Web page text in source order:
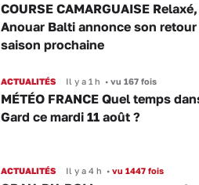
COURSE CAMARGUAISE Relaxé,
Anouar Balti annonce son retour
saison prochaine
ACTUALITÉS Il y a 1 h •vu 167 fois
MÉTÉO FRANCE Quel temps
Gard ce mardi 11 août ?
ACTUALITÉS Il y a 4 h •vu 1447 fois